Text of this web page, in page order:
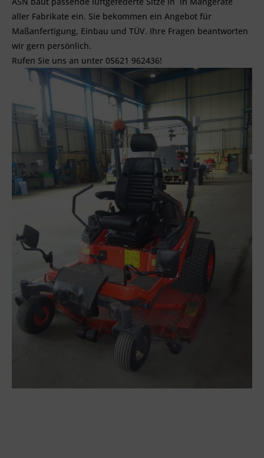
aller Fabrikate ein. Sie bekommen ein Angebot für
Maßanfertigung, Einbau und TÜV. Ihre Fragen beantworten
wir gern persönlich.
Rufen Sie uns an unter 05621 962436!